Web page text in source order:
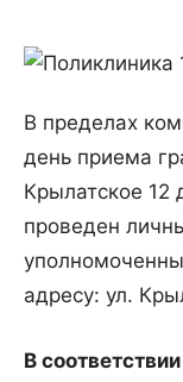
В пределах
день приема
Крылатское 12
проведен
ад­ресу: ул.
В